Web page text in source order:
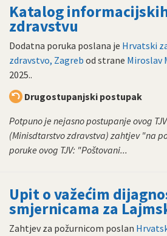
Katalog
zdravstvu
Dodatna poruka poslana je Hrvatski
zdravstvo, Zagreb od strane Miroslav
2025..
Drugostupanjski postupak
Potpuno je nejasno postupanje ovog
(Minisdtarstvo zdravstva) zahtjev "na
poruke ovog TJV: "Poštovani...
Upit o važećim
smjernicama za
Zahtjev za požurnicom poslan